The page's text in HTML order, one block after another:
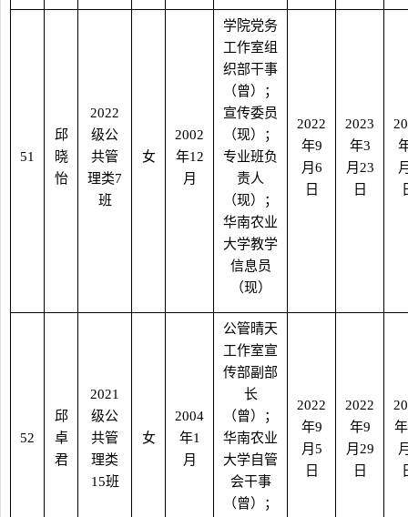
51
邱
晓
怡
2022
级公
共管
理类7
班
女
2002
年12
月
学院党务
工作室组
织部干事
（曾）；
宣传委员
（现）；
专业班负
责人
（现）；
华南农业
大学教学
信息员
（现）
2022
年9
月6
日
2023
年3
月 23
日
52
邱
卓
君
2021
级公
共管
理类
15班
女
2004
年1
月
公管晴天
工作室宣
传部副部
长
（曾）；
华南农业
大学自管
会干事
（曾）；
2022
年9
月5
日
2022
年9
月 29
日
年